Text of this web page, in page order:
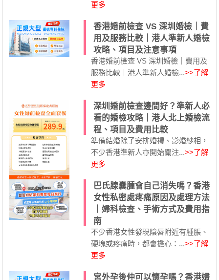
更多
香港婚前檢查 VS 深圳婚檢｜費
用及服務比較｜港人準新人婚檢
攻略、項目及注意事項
香港婚前檢查 VS 深圳婚檢｜費用及
服務比較｜港人準新人婚檢...>>了解
更多
深圳婚前檢查邊間好？準新人必
看的婚檢攻略｜港人北上婚檢流
程、項目及費用比較
準備結婚除了安排婚禮、影婚紗相，
不少香港準新人亦開始關注...>>了解
更多
巴氏腺囊腫會自己消失嗎？香港
女性私密處疼痛原因及處理方法
｜婦科檢查、手術方式及費用指
南
不少香港女性發現陰唇附近有腫脹、
硬塊或疼痛時，都會擔心：...>>了解
更多
宮外孕後仲可以懷孕嗎？香港婦